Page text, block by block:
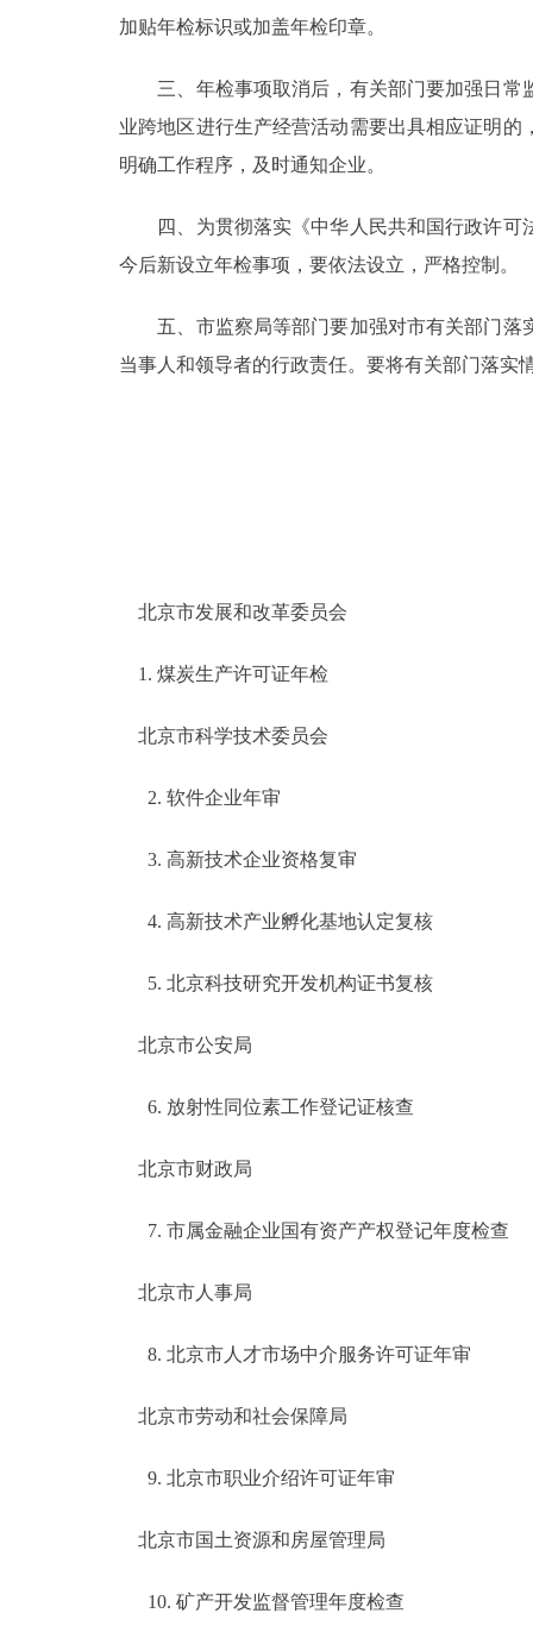
参与调查
走进北京
北京概况
多语种
ENGLISH
加贴年检标识或加盖年检印章。
三、年检事项取消后，有关部门要加强日常
业跨地区进行生产经营活动需要出具相应证明
明确工作程序，及时通知企业。
四、为贯彻落实《中华人民共和国行政许可
今后新设立年检事项，要依法设立，严格控制。
五、市监察局等部门要加强对市有关部门落
当事人和领导者的行政责任。要将有关部门落实
北京市发展和改革委员会
1. 煤炭生产许可证年检
北京市科学技术委员会
2. 软件企业年审
3. 高新技术企业资格复审
4. 高新技术产业孵化基地认定复核
5. 北京科技研究开发机构证书复核
北京市公安局
6. 放射性同位素工作登记证核查
北京市财政局
7. 市属金融企业国有资产产权登记年度检查
北京市人事局
8. 北京市人才市场中介服务许可证年审
北京市劳动和社会保障局
9. 北京市职业介绍许可证年审
北京市国土资源和房屋管理局
10. 矿产开发监督管理年度检查